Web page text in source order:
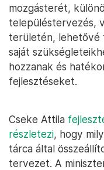
mozgásterét,
településtervezés,
területén, lehetővé
saját
hozzanak és
fejlesztéseket.
Cseke Attila
részletezi, hogy
tárca által
tervezet. A